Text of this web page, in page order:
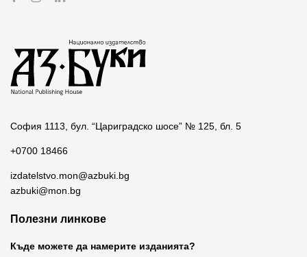
София 1113, бул. “Цариградско шосе” № 125, бл. 5
+0700 18466
izdatelstvo.mon@azbuki.bg
azbuki@mon.bg
Полезни линкове
Къде можете да намерите изданията?